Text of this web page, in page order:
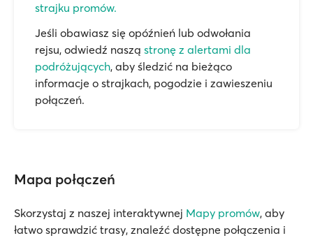
strajku promów.
Jeśli obawiasz się opóźnień lub odwołania
rejsu, odwiedź naszą stronę z alertami dla
podróżujących, aby śledzić na bieżąco
informacje o strajkach, pogodzie i zawieszeniu
połączeń.
Mapa połączeń
Skorzystaj z naszej interaktywnej Mapy promów, aby
łatwo sprawdzić trasy, znaleźć dostępne połączenia i